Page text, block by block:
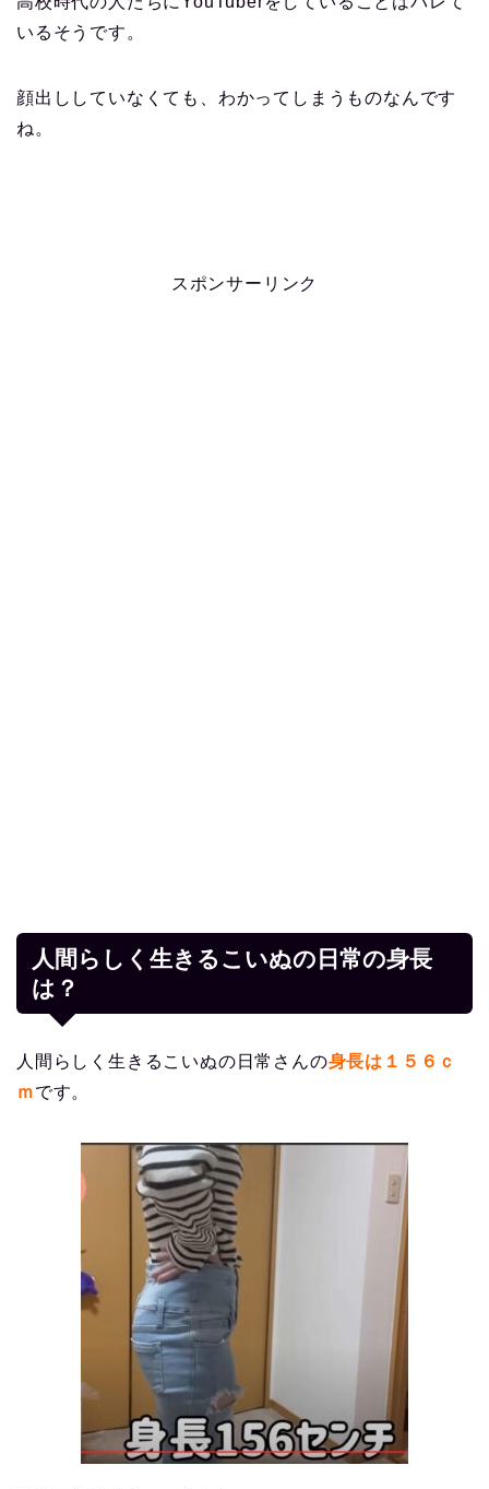
いるそうです。
顔出ししていなくても、わかってしまうものなんです
ね。
スポンサーリンク
人間らしく生きるこいぬの日常の身長
は？
人間らしく生きるこいぬの日常さんの身長は１５６ｃ
ｍです。